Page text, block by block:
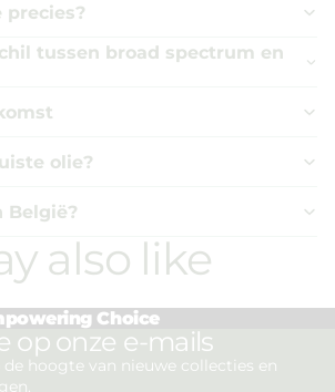
precies?
tussen broad spectrum en
olie?
België?
also like
Choice
op onze e-mails
de hoogte van nieuwe collecties en